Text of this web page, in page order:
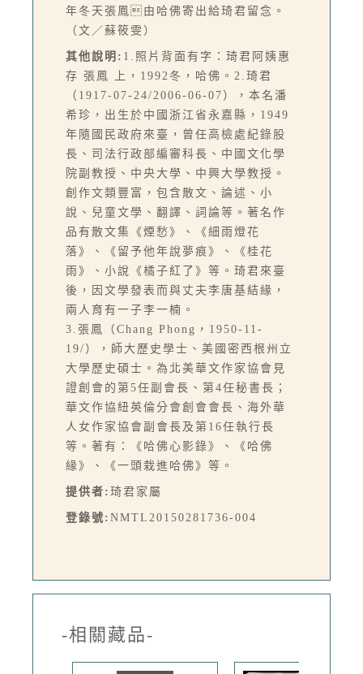
年冬天張鳳由哈佛寄出給琦君留念。
（文／蘇筱雯）
其他說明: 1.照片背面有字：琦君阿姨惠
存 張鳳 上，1992冬，哈佛。2.琦君
（1917-07-24/2006-06-07），本名潘
希珍，出生於中國浙江省永嘉縣，1949
年隨國民政府來臺，曾任高檢處紀錄股
長、司法行政部編審科長、中國文化學
院副教授、中央大學、中興大學教授。
創作文類豐富，包含散文、論述、小
說、兒童文學、翻譯、詞論等。著名作
品有散文集《煙愁》、《細雨燈花
落》、《留予他年說夢痕》、《桂花
雨》、小說《橘子紅了》等。琦君來臺
後，因文學發表而與丈夫李唐基結緣，
兩人育有一子李一楠。
3.張鳳（Chang Phong，1950-11-
19/），師大歷史學士、美國密西根州立
大學歷史碩士。為北美華文作家協會見
證創會的第5任副會長、第4任秘書長；
華文作協紐英倫分會創會會長、海外華
人女作家協會副會長及第16任執行長
等。著有：《哈佛心影錄》、《哈佛
緣》、《一頭栽進哈佛》等。
提供者: 琦君家屬
登錄號: NMTL20150281736-004
-相關藏品-